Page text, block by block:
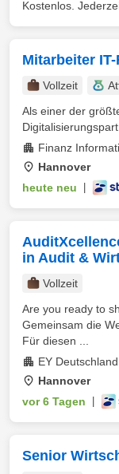
Kostenlos.
Mitarbeiter
Vollzeit
Als einer der
Finanz
Hannover
heute neu
in Audit &
Vollzeit
Are you ready to
Gemeinsam die
Für diesen ...
EY Deutschland
Hannover
vor 6 Tagen
Senior